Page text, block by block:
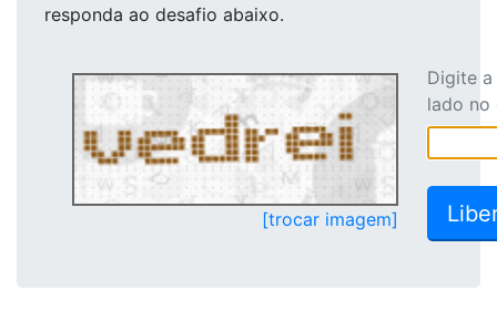
responda ao desafio abaixo.
[trocar imagem]
Digite
lado no